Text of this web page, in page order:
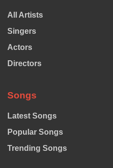
All Artists
Singers
Actors
Directors
Songs
Latest Songs
Popular Songs
Trending Songs